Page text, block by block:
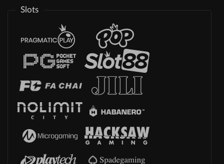
Slots